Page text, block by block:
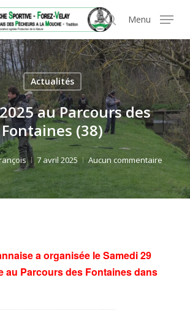
cookies
search
Menu
Actualités
au Parcours des
Fontaines (38)
7 avril 2025 Aucun commentaire
a organisée le Samedi 29
au Parcours des Fontaines dans